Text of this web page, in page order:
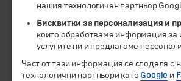
нашия технологичен партньор
Бисквитки за персонализация и
които обработваме информация за
услугите ни и предлагаме
Част от тази информация се споделя с
технологични партньори като Google и